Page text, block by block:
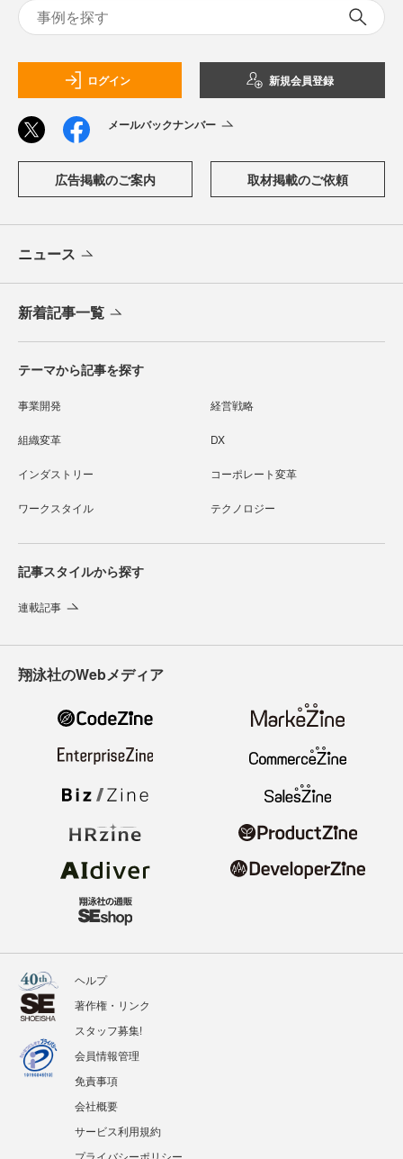
ログイン 新規会員登録
メールバックナンバー
広告掲載のご案内 取材掲載のご依頼
ニュース
新着記事一覧
テーマから記事を探す
事業開発 経営戦略
組織変革 DX
インダストリー コーポレート変革
ワークスタイル テクノロジー
記事スタイルから探す
連載記事
翔泳社のWebメディア
ヘルプ
著作権・リンク
スタッフ募集!
会員情報管理
免責事項
会社概要
サービス利用規約
プライバシーポリシー